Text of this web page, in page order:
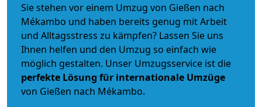
Sie stehen vor einem Umzug von Gießen nach
Mékambo und haben bereits genug mit Arbeit
und Alltagsstress zu kämpfen? Lassen Sie uns
Ihnen helfen und den Umzug so einfach wie
möglich gestalten. Unser Umzugsservice ist die
perfekte Lösung für internationale Umzüge
von Gießen nach Mékambo.